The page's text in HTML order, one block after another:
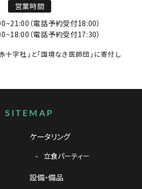
営業時間
（電話予約受付18:00）
（電話予約受付17:30）
十字社」と「国境なき医師団」に寄付し
サイトマップ
SITEMAP
ケータリング
立食パーティー
設備・備品